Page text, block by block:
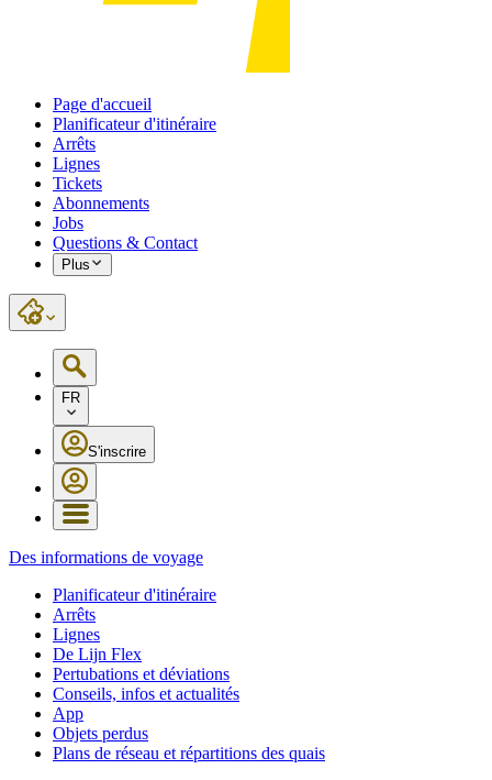
Page d'accueil
Planificateur d'itinéraire
Arrêts
Lignes
Tickets
Abonnements
Jobs
Questions & Contact
Plus
FR
S'inscrire
Des informations de voyage
Planificateur d'itinéraire
Arrêts
Lignes
De Lijn Flex
Pertubations et déviations
Conseils, infos et actualités
App
Objets perdus
Plans de réseau et répartitions des quais